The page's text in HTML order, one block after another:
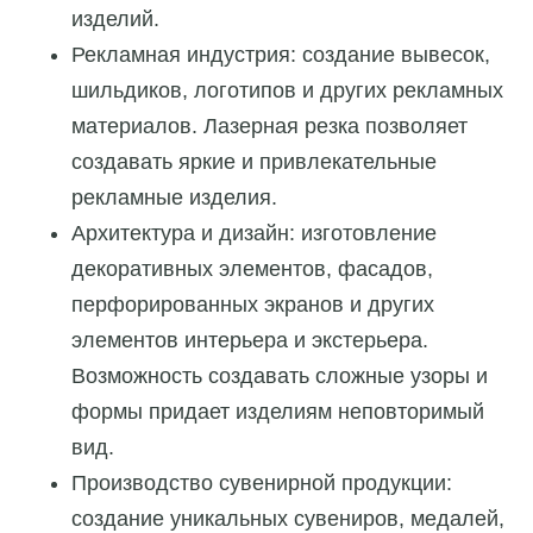
изделий.
Рекламная индустрия: создание вывесок,
шильдиков, логотипов и других рекламных
материалов. Лазерная резка позволяет
создавать яркие и привлекательные
рекламные изделия.
Архитектура и дизайн: изготовление
декоративных элементов, фасадов,
перфорированных экранов и других
элементов интерьера и экстерьера.
Возможность создавать сложные узоры и
формы придает изделиям неповторимый
вид.
Производство сувенирной продукции:
создание уникальных сувениров, медалей,